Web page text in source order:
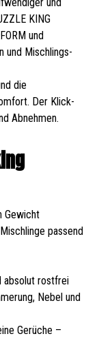
KING
und
und Mischlings-
die
Der Klick-
Abnehmen.
Gewicht
passend
absolut rostfrei
Nebel und
Gerüche –